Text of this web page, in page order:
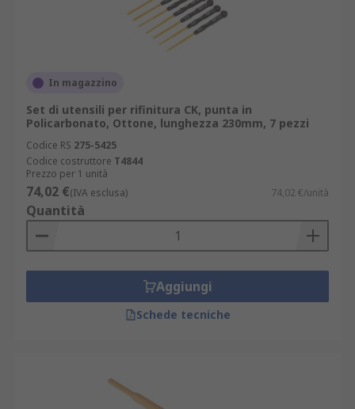
In magazzino
Set di utensili per rifinitura CK, punta in
Policarbonato, Ottone, lunghezza 230mm, 7 pezzi
Codice RS 275-5425
Codice costruttore T4844
Prezzo per 1 unità
74,02 €(IVA esclusa) 74,02 €/unità
Quantità
Aggiungi
Schede tecniche